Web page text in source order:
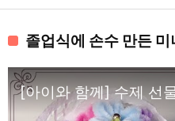
졸업식에 손수 만든
[아이와 함께] 수제 선